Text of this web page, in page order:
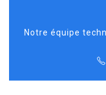
Notre équipe